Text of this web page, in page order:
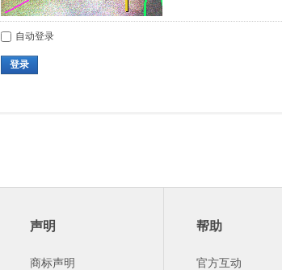
自动登录
登录
声明
商标声明
帮助
官方互动